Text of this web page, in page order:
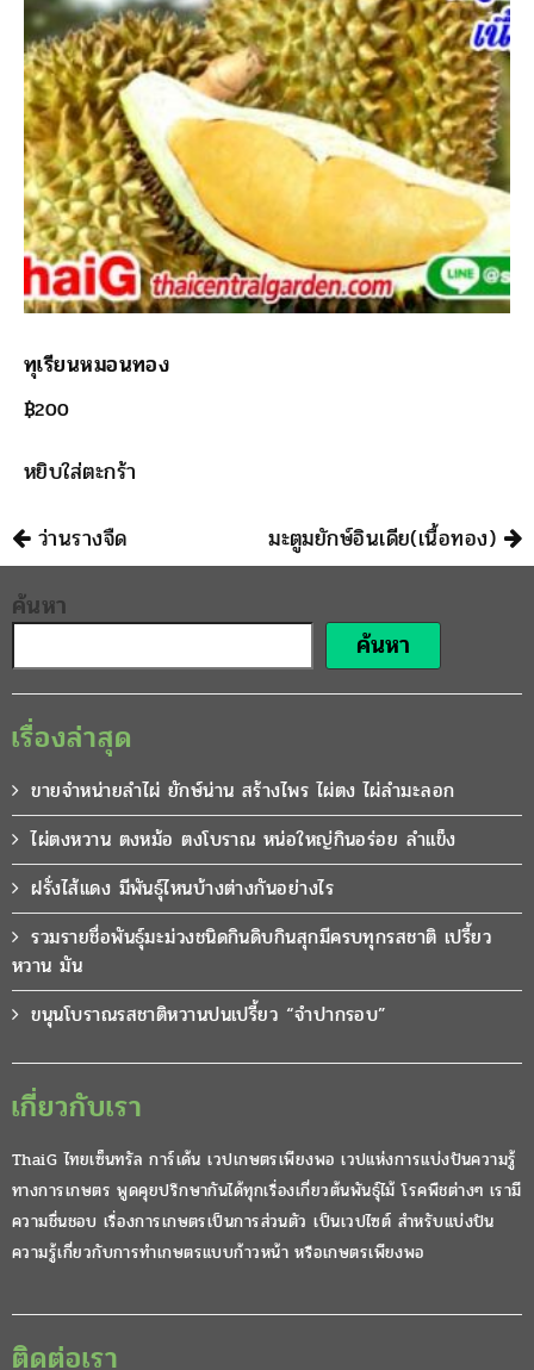
ทุเรียนหมอนทอง
฿200
หยิบใส่ตะกร้า
นำทาง
ว่านรางจืด มะตูมยักษ์อินเดีย(เนื้อทอง)
ค้นหา
ค้นหา
เรื่องล่าสุด
ขายจำหน่ายลำไผ่ ยักษ์น่าน สร้างไพร ไผ่ตง ไผ่ลำมะลอก
ไผ่ตงหวาน ตงหม้อ ตงโบราณ หน่อใหญ่กินอร่อย ลำแข็ง
ฝรั่งไส้แดง มีพันธุ์ไหนบ้างต่างกันอย่างไร
รวมรายชื่อพันธุ์มะม่วงชนิดกินดิบกินสุกมีครบทุกรสชาติ เปรี้ยว
หวาน มัน
ขนุนโบราณรสชาติหวานปนเปรี้ยว “จำปากรอบ”
เกี่ยวกับเรา
ThaiG ไทยเซ็นทรัล การ์เด้น เวปเกษตรเพียงพอ เวปแห่งการแบ่งปันความรู้
ทางการเกษตร พูดคุยปรึกษากันได้ทุกเรื่องเกี่ยวต้นพันธุ์ไม้ โรคพืชต่างๆ เรามี
ความชื่นชอบ เรื่องการเกษตรเป็นการส่วนตัว เป็นเวปไซต์ สำหรับแบ่งปัน
ความรู้เกี่ยวกับการทำเกษตรแบบก้าวหน้า หรือเกษตรเพียงพอ
ติดต่อเรา